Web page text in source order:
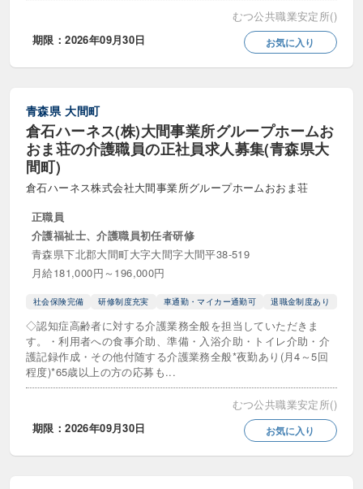
時差出勤あり
週3日からOK 週休2日制 週休3日制
応募要件
60歳以上・シニア歓迎
Web面接 ダブルワーク・副業可
ブランク可・歓迎 定年なし
就職氷河期世代歓迎 年齢不問・70代OK
扶養内勤務歓迎
正職員登用あり
特定処遇改善加算あり 第二新卒歓迎
むつ公共職業安定所()
期限：2026年09月30日
お気に入り
青森県 大間町
倉石ハーネス(株)大間事業所グループホームお
おま荘の介護職員の正社員求人募集(青森県大
間町)
倉石ハーネス株式会社大間事業所グループホームおおま荘
正職員
介護福祉士、介護職員初任者研修
青森県下北郡大間町大字大間字大間平38-519
月給181,000円～196,000円
社会保険完備 研修制度充実 車通勤・マイカー通勤可 退職金制度あり
◇認知症高齢者に対する介護業務全般を担当していただきま
す。・利用者への食事介助、準備・入浴介助・トイレ介助・介
護記録作成・その他付随する介護業務全般*夜勤あり(月4～5回
程度)*65歳以上の方の応募も...
むつ公共職業安定所()
期限：2026年09月30日
お気に入り